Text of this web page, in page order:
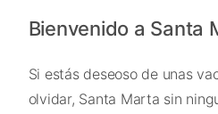
Bienvenido a Santa
Si estás deseoso de unas
olvidar, Santa Marta sin